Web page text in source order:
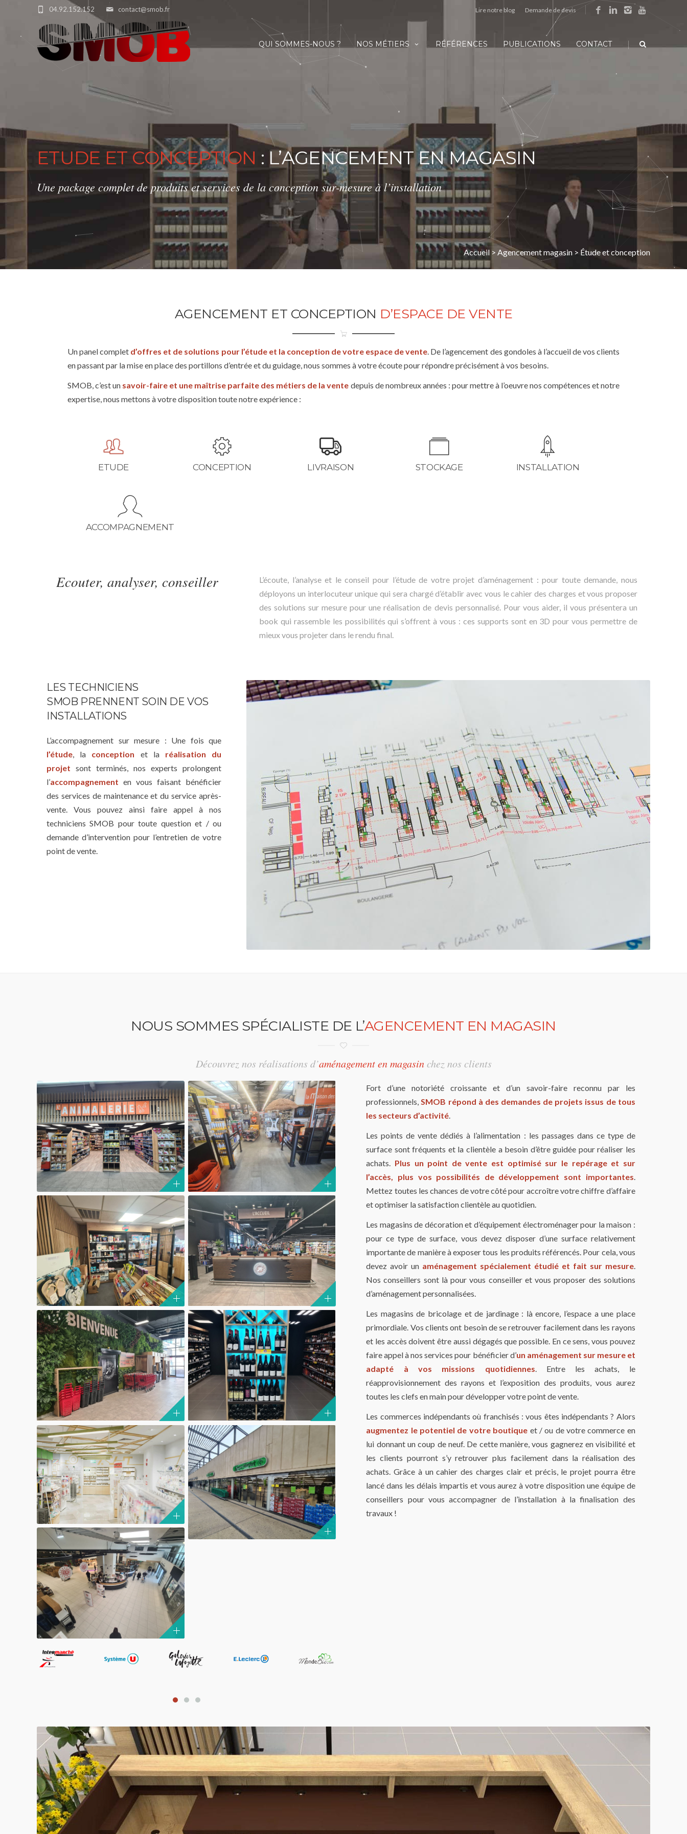
contact@smob.fr
04.92.152.152 Lire notre blog Demande de devis
QUI SOMMES-NOUS ? NOS MÉTIERS RÉFÉRENCES PUBLICATIONS CONTACT |
ETUDE ET CONCEPTION : L’AGENCEMENT EN MAGASIN
Une package complet de produits et services de la conception sur-mesure à l’installation
Accueil > Agencement magasin > Étude et conception
AGENCEMENT ET CONCEPTION D’ESPACE DE VENTE
Un panel complet d’offres et de solutions pour l’étude et la conception de votre espace de vente. De l’agencement des gondoles à l’accueil de vos clients
en passant par la mise en place des portillons d’entrée et du guidage, nous sommes à votre écoute pour répondre précisément à vos besoins.
SMOB, c’est un savoir-faire et une maîtrise parfaite des métiers de la vente depuis de nombreux années : pour mettre à l’oeuvre nos compétences et notre
expertise, nous mettons à votre disposition toute notre expérience :
ETUDE CONCEPTION LIVRAISON STOCKAGE INSTALLATION
ACCOMPAGNEMENT
Ecouter, analyser, conseiller
L’écoute, l’analyse et le conseil pour l’étude de votre projet d’aménagement : pour toute demande, nous
déployons un interlocuteur unique qui sera chargé d’établir avec vous le cahier des charges et vous proposer
des solutions sur mesure pour une réalisation de devis personnalisé. Pour vous aider, il vous présentera un
book qui rassemble les possibilités qui s’offrent à vous : ces supports sont en 3D pour vous permettre de
mieux vous projeter dans le rendu final.
LES TECHNICIENS
SMOB PRENNENT SOIN DE VOS
INSTALLATIONS
L’accompagnement sur mesure : Une fois que
l’étude, la conception et la réalisation du
projet sont terminés, nos experts prolongent
l’accompagnement en vous faisant bénéficier
des services de maintenance et du service après-
vente. Vous pouvez ainsi faire appel à nos
techniciens SMOB pour toute question et / ou
demande d’intervention pour l’entretien de votre
point de vente.
NOUS SOMMES SPÉCIALISTE DE L’AGENCEMENT EN MAGASIN
Découvrez nos réalisations d’aménagement en magasinchez nos clients
Fort d’une notoriété croissante et d’un savoir-faire reconnu par les
professionnels,SMOB répond à des demandes de projets issus de tous
les secteurs d’activité.
Les points de vente dédiés à l’alimentation : les passages dans ce type de
surface sont fréquents et la clientèle a besoin d’être guidée pour réaliser les
achats. Plus un point de vente est optimisé sur le repérage et sur
l’accès, plus vos possibilités de développement sont importantes.
Mettez toutes les chances de votre côté pour accroître votre chiffre d’affaire
et optimiser la satisfaction clientèle au quotidien.
Les magasins de décoration et d’équipement électroménager pour la maison :
pour ce type de surface, vous devez disposer d’une surface relativement
importante de manière à exposer tous les produits référencés. Pour cela, vous
devez avoir un aménagement spécialement étudié et fait sur mesure.
Nos conseillers sont là pour vous conseiller et vous proposer des solutions
d’aménagement personnalisées.
Les magasins de bricolage et de jardinage : là encore, l’espace a une place
primordiale. Vos clients ont besoin de se retrouver facilement dans les rayons
et les accès doivent être aussi dégagés que possible. En ce sens, vous pouvez
faire appel à nos services pour bénéficier d’un aménagement sur mesure et
adapté à vos missions quotidiennes. Entre les achats, le
réapprovisionnement des rayons et l’exposition des produits, vous aurez
toutes les clefs en main pour développer votre point de vente.
Les commerces indépendants où franchisés : vous êtes indépendants ? Alors
augmentez le potentiel de votre boutique et / ou de votre commerce en
lui donnant un coup de neuf. De cette manière, vous gagnerez en visibilité et
les clients pourront s’y retrouver plus facilement dans la réalisation des
achats. Grâce à un cahier des charges clair et précis, le projet pourra être
lancé dans les délais impartis et vous aurez à votre disposition une équipe de
conseillers pour vous accompagner de l’installation à la finalisation des
travaux !
Encaissement et Gestion
SMOB | SPÉCIALISTE DU POINT
DE VENTE